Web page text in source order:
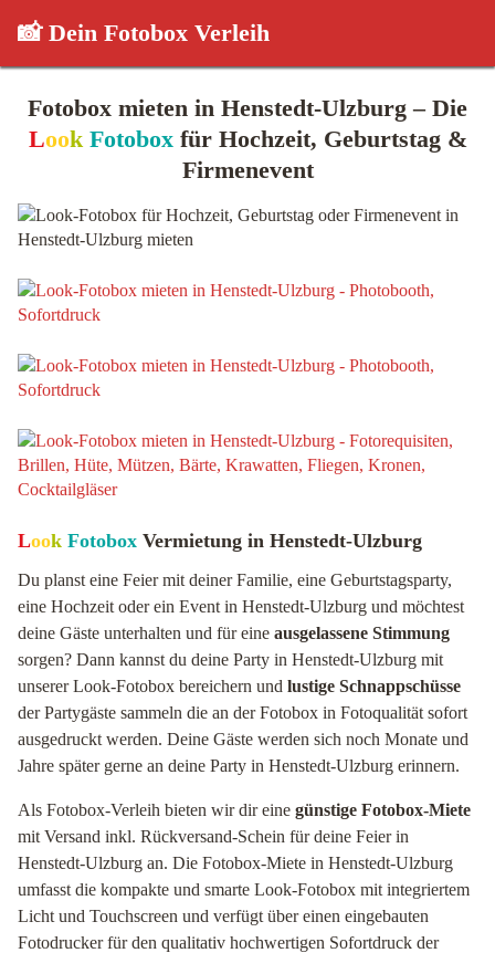
📸 Dein Fotobox Verleih
Fotobox mieten in Henstedt-Ulzburg – Die
Look Fotoboxfür Hochzeit, Geburtstag &
Firmenevent
Look Fotobox Vermietung in Henstedt-Ulzburg
Du planst eine Feier mit deiner Familie, eine Geburtstagsparty,
eine Hochzeit oder ein Event in Henstedt-Ulzburg und möchtest
deine Gäste unterhalten und für eine ausgelassene Stimmung
sorgen? Dann kannst du deine Party in Henstedt-Ulzburg mit
unserer Look-Fotobox bereichern und lustige Schnappschüsse
der Partygäste sammeln die an der Fotobox in Fotoqualität sofort
ausgedruckt werden. Deine Gäste werden sich noch Monate und
Jahre später gerne an deine Party in Henstedt-Ulzburg erinnern.
Als Fotobox-Verleih bieten wir dir eine günstige Fotobox-Miete
mit Versand inkl. Rückversand-Schein für deine Feier in
Henstedt-Ulzburg an. Die Fotobox-Miete in Henstedt-Ulzburg
umfasst die kompakte und smarte Look-Fotobox mit integriertem
Licht und Touchscreen und verfügt über einen eingebauten
Fotodrucker für den qualitativ hochwertigen Sofortdruck der